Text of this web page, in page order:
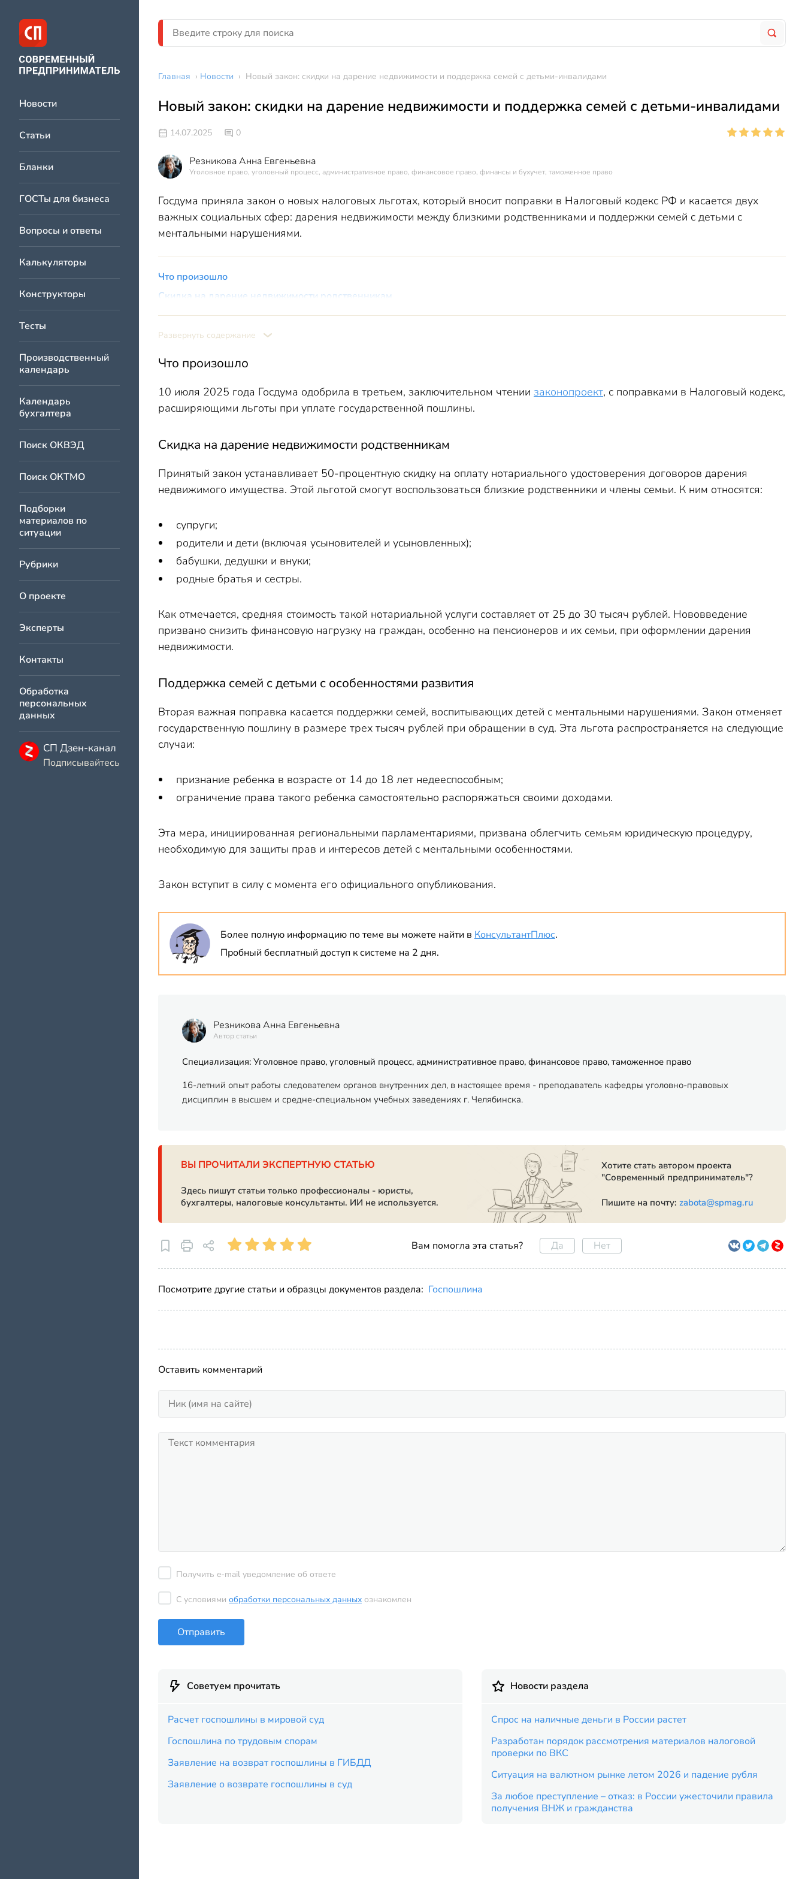
Новости
Статьи
Бланки
ГОСТы для бизнеса
Вопросы и ответы
Калькуляторы
Конструкторы
Тесты
Производственный
календарь
Календарь
бухгалтера
Поиск ОКВЭД
Поиск ОКТМО
Подборки
материалов по
ситуации
Рубрики
О проекте
Эксперты
Контакты
Обработка
персональных
данных
СП Дзен-канал
Подписывайтесь
Главная › Новости › Новый закон: скидки на дарение недвижимости и поддержка семей с детьми-инвалидами
Новый закон: скидки на дарение недвижимости и поддержка семей с детьми-инвалидами
14.07.2025 0
Резникова Анна Евгеньевна
Уголовное право, уголовный процесс, административное право, финансовое право, финансы и бухучет, таможенное право
Госдума приняла закон о новых налоговых льготах, который вносит поправки в Налоговый кодекс РФ и касается двух
важных социальных сфер: дарения недвижимости между близкими родственниками и поддержки семей с детьми с
ментальными нарушениями.
Что произошло
Скидка на дарение недвижимости родственникам
Поддержка семей с детьми с особенностями развития
Развернуть содержание
Что произошло
10 июля 2025 года Госдума одобрила в третьем, заключительном чтении законопроект, с поправками в Налоговый кодекс,
расширяющими льготы при уплате государственной пошлины.
Скидка на дарение недвижимости родственникам
Принятый закон устанавливает 50-процентную скидку на оплату нотариального удостоверения договоров дарения
недвижимого имущества. Этой льготой смогут воспользоваться близкие родственники и члены семьи. К ним относятся:
супруги;
родители и дети (включая усыновителей и усыновленных);
бабушки, дедушки и внуки;
родные братья и сестры.
Как отмечается, средняя стоимость такой нотариальной услуги составляет от 25 до 30 тысяч рублей. Нововведение
призвано снизить финансовую нагрузку на граждан, особенно на пенсионеров и их семьи, при оформлении дарения
недвижимости.
Поддержка семей с детьми с особенностями развития
Вторая важная поправка касается поддержки семей, воспитывающих детей с ментальными нарушениями. Закон отменяет
государственную пошлину в размере трех тысяч рублей при обращении в суд. Эта льгота распространяется на следующие
случаи:
признание ребенка в возрасте от 14 до 18 лет недееспособным;
ограничение права такого ребенка самостоятельно распоряжаться своими доходами.
Эта мера, инициированная региональными парламентариями, призвана облегчить семьям юридическую процедуру,
необходимую для защиты прав и интересов детей с ментальными особенностями.
Закон вступит в силу с момента его официального опубликования.
Более полную информацию по теме вы можете найти в КонсультантПлюс.
Пробный бесплатный доступ к системе на 2 дня.
Резникова Анна Евгеньевна
Автор статьи
Специализация: Уголовное право, уголовный процесс, административное право, финансовое право, таможенное право
16-летний опыт работы следователем органов внутренних дел, в настоящее время - преподаватель кафедры уголовно-правовых
дисциплин в высшем и средне-специальном учебных заведениях г. Челябинска.
ВЫ ПРОЧИТАЛИ ЭКСПЕРТНУЮ СТАТЬЮ
Здесь пишут статьи только профессионалы - юристы,
бухгалтеры, налоговые консультанты. ИИ не используется.
Хотите стать автором проекта
"Современный предприниматель"?
Пишите на почту:zabota@spmag.ru
Вам помогла эта статья? Да Нет
Посмотрите другие статьи и образцы документов раздела: Госпошлина
Оставить комментарий
Получить e-mail уведомление об ответе
С условиями обработки персональных данных ознакомлен
Отправить
Советуем прочитать
Расчет госпошлины в мировой суд
Госпошлина по трудовым спорам
Заявление на возврат госпошлины в ГИБДД
Заявление о возврате госпошлины в суд
Новости раздела
Спрос на наличные деньги в России растет
Разработан порядок рассмотрения материалов налоговой
проверки по ВКС
Ситуация на валютном рынке летом 2026 и падение рубля
За любое преступление – отказ: в России ужесточили правила
получения ВНЖ и гражданства